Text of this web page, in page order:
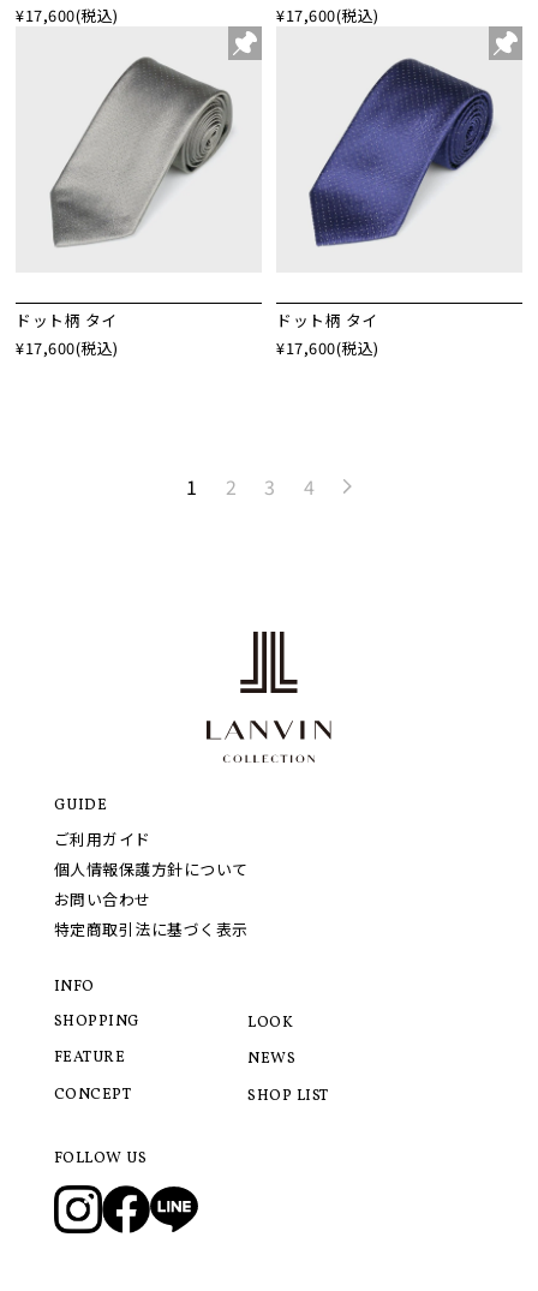
¥17,600(税込)
¥17,600(税込)
ドット柄 タイ
¥17,600(税込)
ドット柄 タイ
¥17,600(税込)
1 2 3 4
GUIDE
ご利用ガイド
個人情報保護方針について
お問い合わせ
特定商取引法に基づく表示
INFO
SHOPPING
FEATURE
CONCEPT
LOOK
NEWS
SHOP LIST
FOLLOW US